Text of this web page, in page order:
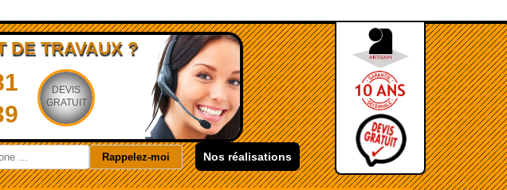
DE TRAVAUX ?
DEVIS
GRATUIT
Nos réalisations